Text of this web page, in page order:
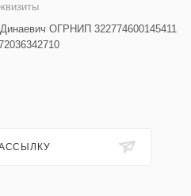
ОГРНИП 322774600145411